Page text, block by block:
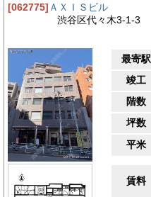
[062775] ＡＸＩＳビル
渋谷区代々木3-1-3
最寄駅
竣工
階数
坪数
平米
賃料